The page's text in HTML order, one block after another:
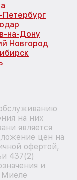
Петербург
на-Дону
Новгород
на них
является
цен на
офертой,
437(2)
и
Миеле